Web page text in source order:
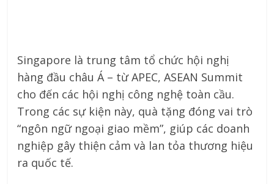
Singapore là trung tâm tổ chức hội nghị
hàng đầu châu Á – từ APEC, ASEAN Summit
cho đến các hội nghị công nghệ toàn cầu.
Trong các sự kiện này, quà tặng đóng vai trò
“ngôn ngữ ngoại giao mềm”, giúp các doanh
nghiệp gây thiện cảm và lan tỏa thương hiệu
ra quốc tế.